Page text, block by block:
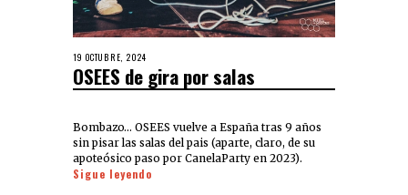
19 OCTUBRE, 2024
OSEES de gira por salas
Bombazo… OSEES vuelve a España tras 9 años
sin pisar las salas del pais (aparte, claro, de su
apoteósico paso por CanelaParty en 2023).
Sigue leyendo